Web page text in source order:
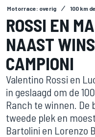
Motorrace: overig 100 km
ROSSI EN
NAAST
CAMPIONI
Valentino Rossi en
in geslaagd om de
Ranch te winnen. De
tweede plek en
Bartolini en Lorenzo